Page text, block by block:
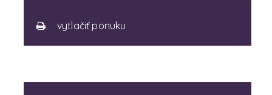
vytlačiť ponuku